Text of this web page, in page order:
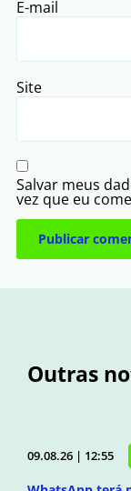
E-mail
Site
Salvar meus
vez que eu
Outras
09.08.26 | 12:55